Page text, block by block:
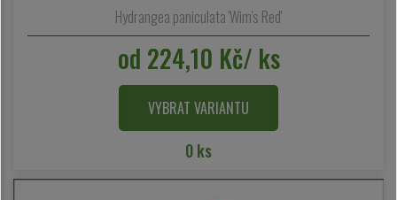
Hydrangea paniculata 'Wim's Red'
od 224,10 Kč/ ks
VYBRAT VARIANTU
0 ks